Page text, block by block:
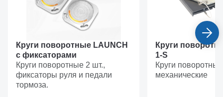
Круги поворотные LAUNCH
с фиксаторами
Круги поворотные 2 шт.,
фиксаторы руля и педали
тормоза.
Круги
1-S
Круги поворотные
механические